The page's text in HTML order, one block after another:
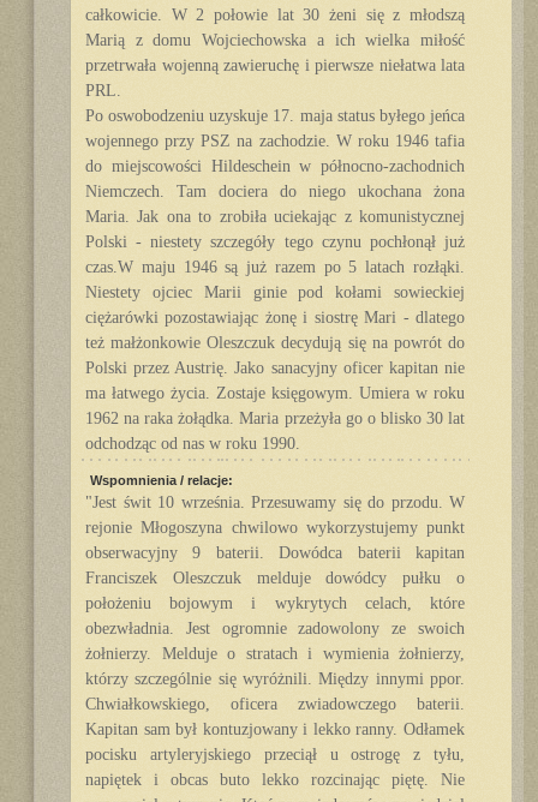
całkowicie. W 2 połowie lat 30 żeni się z młodszą
Marią z domu Wojciechowska a ich wielka miłość
przetrwała wojenną zawieruchę i pierwsze niełatwa lata
PRL.
Po oswobodzeniu uzyskuje 17. maja status byłego jeńca
wojennego przy PSZ na zachodzie. W roku 1946 tafia
do miejscowości Hildeschein w północno-zachodnich
Niemczech. Tam dociera do niego ukochana żona
Maria. Jak ona to zrobiła uciekając z komunistycznej
Polski - niestety szczegóły tego czynu pochłonął już
czas.W maju 1946 są już razem po 5 latach rozłąki.
Niestety ojciec Marii ginie pod kołami sowieckiej
ciężarówki pozostawiając żonę i siostrę Mari - dlatego
też małżonkowie Oleszczuk decydują się na powrót do
Polski przez Austrię. Jako sanacyjny oficer kapitan nie
ma łatwego życia. Zostaje księgowym. Umiera w roku
1962 na raka żołądka. Maria przeżyła go o blisko 30 lat
odchodząc od nas w roku 1990.
Wspomnienia / relacje:
"Jest świt 10 września. Przesuwamy się do przodu. W
rejonie Młogoszyna chwilowo wykorzystujemy punkt
obserwacyjny 9 baterii. Dowódca baterii kapitan
Franciszek Oleszczuk melduje dowódcy pułku o
położeniu bojowym i wykrytych celach, które
obezwładnia. Jest ogromnie zadowolony ze swoich
żołnierzy. Melduje o stratach i wymienia żołnierzy,
którzy szczególnie się wyróżnili. Między innymi ppor.
Chwiałkowskiego, oficera zwiadowczego baterii.
Kapitan sam był kontuzjowany i lekko ranny. Odłamek
pocisku artyleryjskiego przeciął u ostrogę z tyłu,
napiętek i obcas buto lekko rozcinając piętę. Nie